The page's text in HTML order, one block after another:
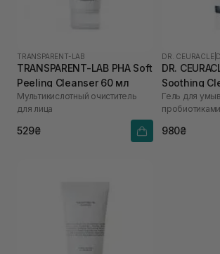
TRANSPARENT-LAB
TRANSPARENT-LAB PHA Soft
Peeling Cleanser 60 мл
Мультикислотный очиститель
для лица
529₴
DR. CEURACLE
DR.
Soothing
150 мл
Гель для
пробиотиками
980₴